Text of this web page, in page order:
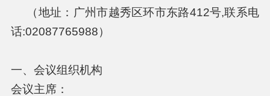
（地址：广州市越秀区环市东路412号,联系电
话:02087765988）
一、会议组织机构
会议主席：